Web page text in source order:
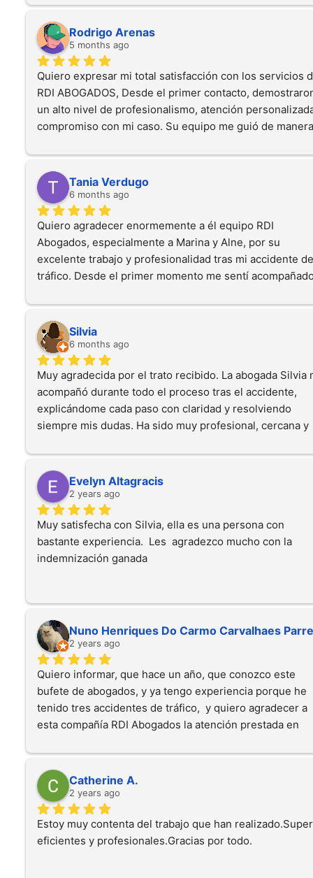
de corazón por defender mis derechos como lo has
hecho.Si tenéis dudas, no busquéis más, RDI son
única opción.
Rodrigo Arenas
5 months ago
Quiero expresar mi total satisfacción con los servicios
RDI ABOGADOS, Desde el primer contacto,
un alto nivel de profesionalismo, atención
compromiso con mi caso. Su equipo me guió de manera
dudas y asegurándose de que cada paso se realizara
correctamente. Sin duda, su experiencia y dedicación
superaron mis expectativas. Y quiero reconocer el gran
trabajo de mi abogada que fue Silvia y estoy totalmente
agradecido.Recomiendo ampliamente a RDI
cualquier persona que busque asesoría legal confiable
de calidad.
Tania Verdugo
6 months ago
Quiero agradecer enormemente a él equipo RDI
Abogados, especialmente a Marina y Alne, por su
excelente trabajo y profesionalidad tras mi accidente de
tráfico. Desde el primer momento me sentí
todas mis dudas. Gracias a su dedicación y
proceso fue mucho más fácil y con un resultado muy
satisfactorio. Sin duda, los recomiendo al 100%.
Silvia
6 months ago
Muy agradecida por el trato recibido. La abogada Silvia
acompañó durante todo el proceso tras el accidente,
explicándome cada paso con claridad y resolviendo
siempre mis dudas. Ha sido muy profesional, cercana y
necesite asesoramiento legal por un accidente.
Evelyn Altagracis
2 years ago
Muy satisfecha con Silvia, ella es una persona con
bastante experiencia.  Les  agradezco mucho con la
indemnización ganada
Nuno Henriques Do Carmo Carvalhaes
2 years ago
Quiero informar, que hace un año, que conozco este
bufete de abogados, y ya tengo experiencia porque he
tenido tres accidentes de tráfico,  y quiero agradecer a
esta compañía RDI Abogados la atención prestada en
en la recuperación. Quiero agradecer especialmente a
Marina que es una excelente abogada en todos los
campos,  atenciosa, acompañado en todo o proceso el
cliente, y sin duda que voy a recomendar sus servicios,
porque siempre gana, es increíble, estoy contento.
Muchas gracias
Catherine A.
2 years ago
Estoy muy contenta del trabajo que han realizado.Super
eficientes y profesionales.Gracias por todo.